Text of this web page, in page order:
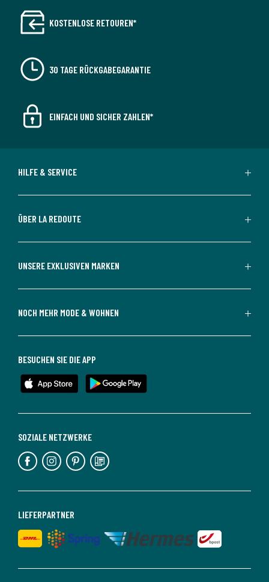
KOSTENLOSE RETOUREN*
30 TAGE RÜCKGABEGARANTIE
EINFACH UND SICHER ZAHLEN*
HILFE & SERVICE
ÜBER LA REDOUTE
UNSERE EXKLUSIVEN MARKEN
NOCH MEHR MODE & WOHNEN
LIEFERPARTNER
SOZIALE NETZWERKE
BESUCHEN SIE DIE APP